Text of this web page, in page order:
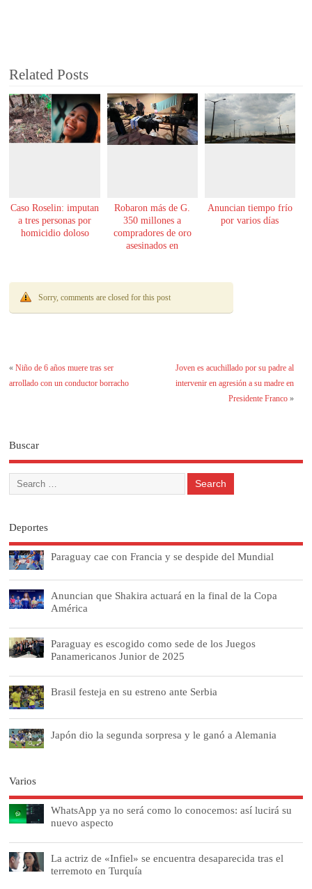
Related Posts
Caso Roselin: imputan
a tres personas por
homicidio doloso
Robaron más de G.
350 millones a
compradores de oro
asesinados en
Anuncian tiempo frío
por varios días
Sorry, comments are closed for this post
«Niño de 6 años muere tras ser
arrollado con un conductor borracho
Joven es acuchillado por su padre al
intervenir en agresión a su madre en
Presidente Franco»
Buscar
Deportes
Paraguay cae con Francia y se despide del Mundial
Anuncian que Shakira actuará en la final de la Copa
América
Paraguay es escogido como sede de los Juegos
Panamericanos Junior de 2025
Brasil festeja en su estreno ante Serbia
Japón dio la segunda sorpresa y le ganó a Alemania
Varios
WhatsApp ya no será como lo conocemos: así lucirá su
nuevo aspecto
La actriz de «Infiel» se encuentra desaparecida tras el
terremoto en Turquía